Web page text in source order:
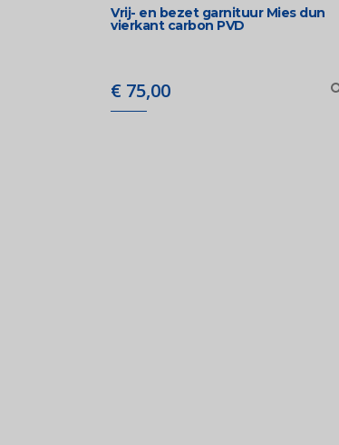
Vrij- en bezet garnituur Mies dun
vierkant carbon PVD
€ 75,00